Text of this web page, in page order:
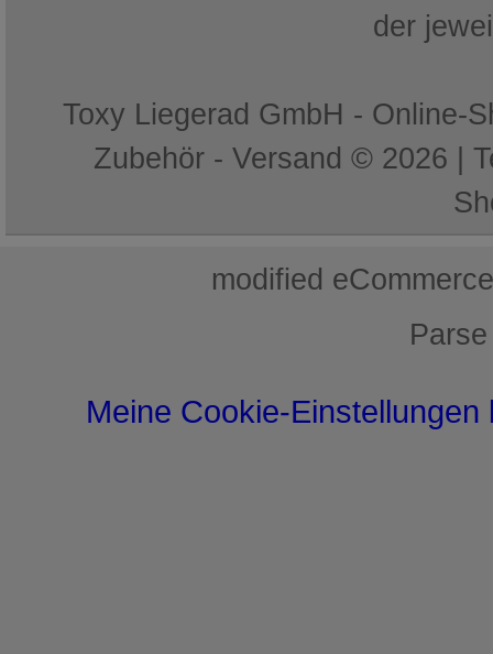
der
Toxy Liegerad GmbH - Online-
Zubehör - Versand © 2026 |
mod ified
Meine Cookie-